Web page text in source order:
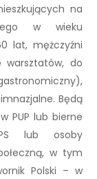
na
w wieku
lat, mężczyźni
do
Będą
PUP lub bierne
lub osoby
w tym
Polski – w